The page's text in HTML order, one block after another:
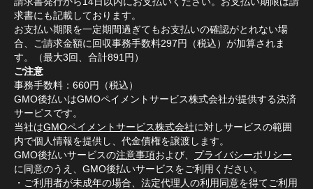
求書にも記載しております。
お支払い期限を一定期間過ぎてもお支払いの確認がとれない場
合、ご請求金額に回収事務手数料297円（税込）が加算されま
す。（最大3回、合計891円）
ご注意
事務手数料：660円（税込）
GMO後払いはGMOペイメントサービス株式会社が提供する決済
サービスです。
当社はGMOペイメントサービス株式会社に対しサービスの範囲
内で個人情報を提供し、代金債権を譲渡します。
GMO後払いサービスの注意事項および、 プライバシーポリシー
に同意のうえ、GMO後払いサービスをご利用ください。
・ご利用者が未成年の場合、法定代理人の利用同意を得てご利用